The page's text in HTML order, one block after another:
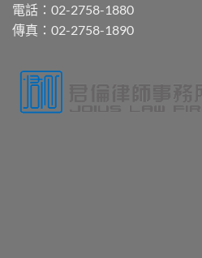
電話：02-2758-1880
傳真：02-2758-1890